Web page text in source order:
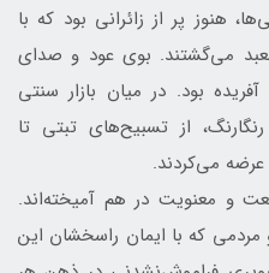
هنوز پر از زائرانی بود که با
می‌گشتند. بوی عود و صدای
بود. در میان بازار سنتی
از تسبیح‌های تبتی تا
می‌کردند.
و معنویت در هم آمیخته‌اند.
که با ایمان راسخشان این